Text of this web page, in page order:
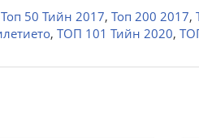
Топ 50 Тийн 2017, Топ 200 2017,
, ТОП 101 Тийн 2020,